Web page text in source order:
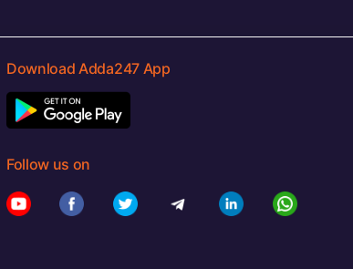
Download Adda247 App
Follow us on